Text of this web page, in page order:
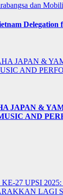
dan
JAPAN &
AND